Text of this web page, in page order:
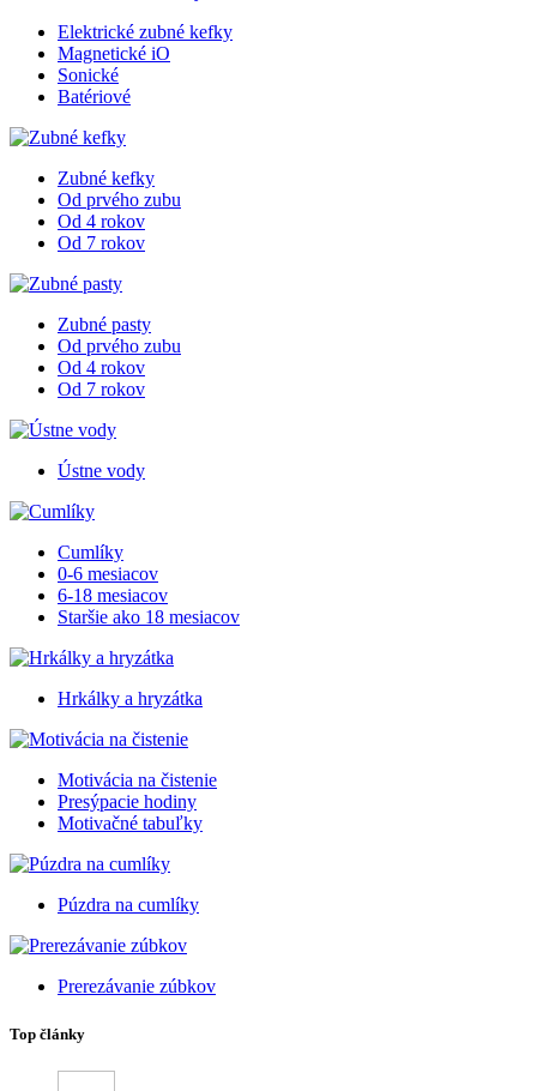
Elektrické zubné kefky
Magnetické iO
Sonické
Batériové
Zubné kefky
Od prvého zubu
Od 4 rokov
Od 7 rokov
Zubné pasty
Od prvého zubu
Od 4 rokov
Od 7 rokov
Ústne vody
Cumlíky
0-6 mesiacov
6-18 mesiacov
Staršie ako 18 mesiacov
Hrkálky a hryzátka
Motivácia na čistenie
Presýpacie hodiny
Motivačné tabuľky
Púzdra na cumlíky
Prerezávanie zúbkov
Top články